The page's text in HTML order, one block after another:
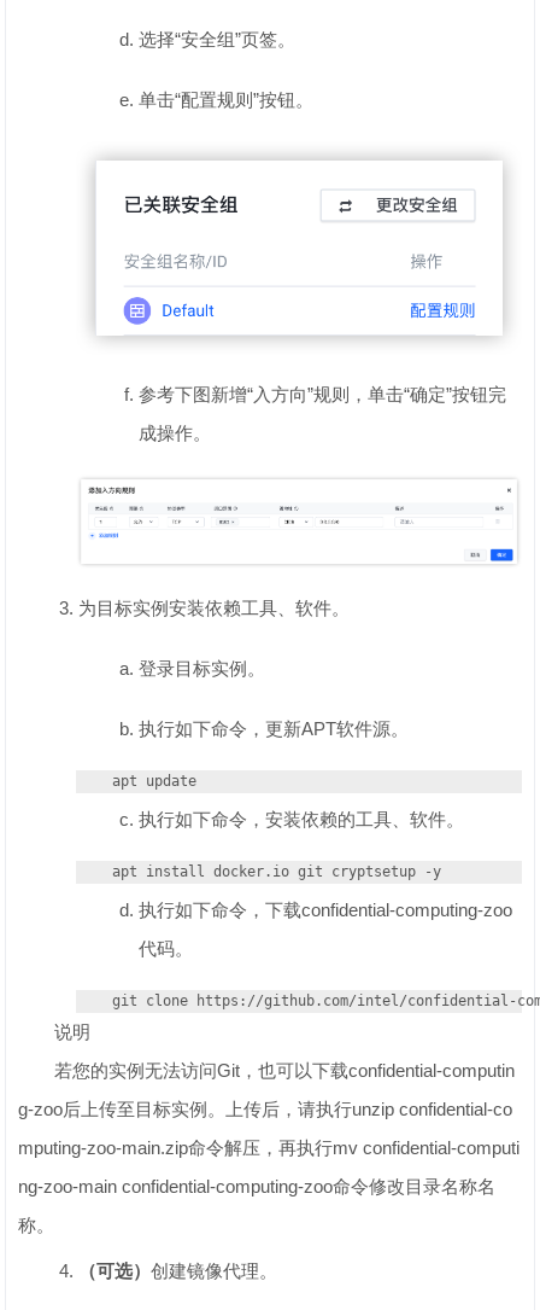
选择“安全组”页签。
单击“配置规则”按钮。
参考下图新增“入方向”规则，单击“确定”按钮完
成操作。
为目标实例安装依赖工具、软件。
登录目标实例。
执行如下命令，更新APT软件源。
apt update
执行如下命令，安装依赖的工具、软件。
apt install docker.io git cryptsetup -y
执行如下命令，下载confidential-computing-zoo
代码。
git clone https://github.com/intel/confidential-
说明
若您的实例无法访问Git，也可以下载confidential-computin
g-zoo后上传至目标实例。上传后，请执行unzip confidential-co
mputing-zoo-main.zip命令解压，再执行mv confidential-computi
ng-zoo-main confidential-computing-zoo命令修改目录名称名
称。
（可选）创建镜像代理。